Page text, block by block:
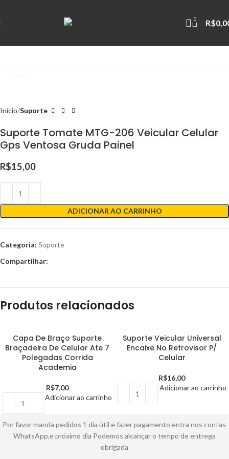
0 R$
Início Suporte
Suporte Tomate MTG-206 Veicular Celular
Gps Ventosa Gruda Painel
R$15,00
ADICIONAR AO CARRINHO
Categoria: Suporte
Compartilhar:
Produtos relacionados
Capa De Braço Suporte
Braçadeira De Celular Ate 7
Polegadas Corrida
Academia
R$7,00
Adicionar ao carrinho
Suporte Veicular Universal
Encaixe No Retrovisor P/
Celular
R$16,00
Adicionar ao carrinho
Por favor manda pedidos 1 dia útil e fazer pagamento entra nos contas
WhatsApp,e próximo dia Podemos alcançar o tempo de entrega
obrigada